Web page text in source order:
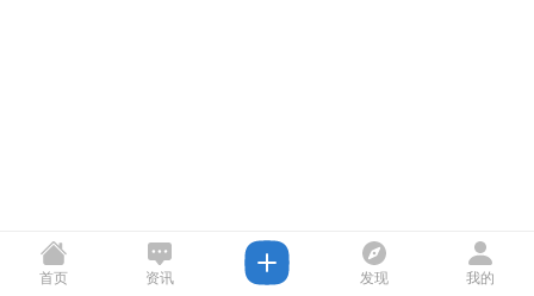
首页 资讯 发现 我的